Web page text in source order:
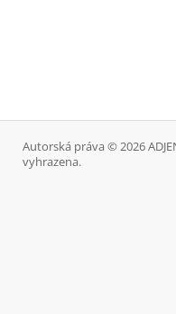
Autorská práva © 2026
vyhrazena.